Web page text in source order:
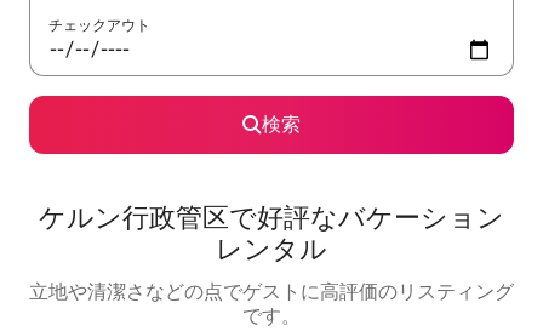
チェックアウト
検索
ケルン行政管区で好評なバケーション
レンタル
立地や清潔さなどの点でゲストに高評価のリスティング
です。